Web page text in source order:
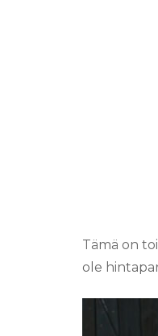
Tämä on
ole